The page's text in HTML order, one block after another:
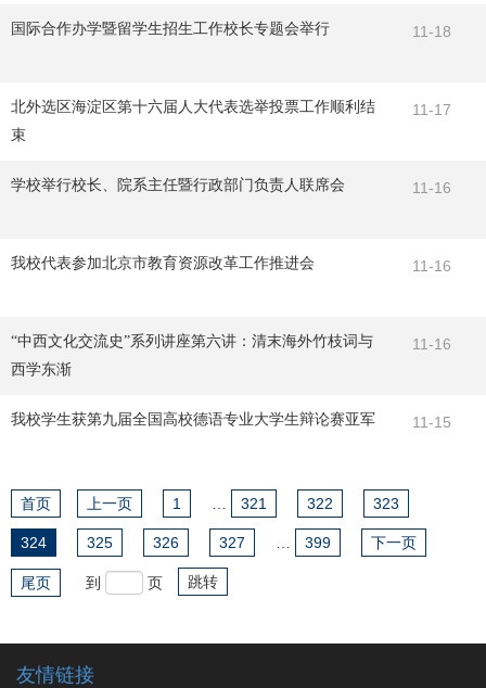
11-18
国际合作办学暨留学生招生工作校长专题会举行
11-17
北外选区海淀区第十六届人大代表选举投票工作顺利结
束
11-16
学校举行校长、院系主任暨行政部门负责人联席会
11-16
我校代表参加北京市教育资源改革工作推进会
11-16
“中西文化交流史”系列讲座第六讲：清末海外竹枝词与
西学东渐
11-15
我校学生获第九届全国高校德语专业大学生辩论赛亚军
首页 上一页 1 321 322 323
324 325 326 327 399 下一页
尾页 到 页 跳转
友情链接